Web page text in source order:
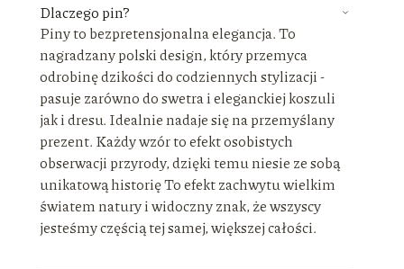
Dlaczego pin?
Piny to bezpretensjonalna elegancja. To
nagradzany polski design, który przemyca
odrobinę dzikości do codziennych stylizacji -
pasuje zarówno do swetra i eleganckiej koszuli
jak i dresu. Idealnie nadaje się na przemyślany
prezent. Każdy wzór to efekt osobistych
obserwacji przyrody, dzięki temu niesie ze sobą
unikatową historię To efekt zachwytu wielkim
światem natury i widoczny znak, że wszyscy
jesteśmy częścią tej samej, większej całości.